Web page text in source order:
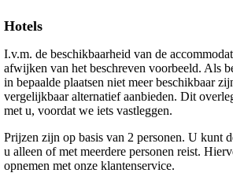
Hotels
I.v.m. de beschikbaarheid van de
afwijken van het beschreven voorbeeld. Als
in bepaalde plaatsen niet meer beschikbaar
vergelijkbaar alternatief aanbieden. Dit
met u, voordat we iets vastleggen.
Prijzen zijn op basis van 2 personen. U kunt
u alleen of met meerdere personen reist.
opnemen met onze klantenservice.